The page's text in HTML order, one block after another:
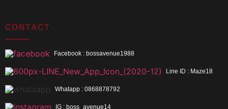
CONTACT
Facebook : bossavenue1988
Line ID : Maze18
Whatapp : 0868878792
IG : boss_avenue14